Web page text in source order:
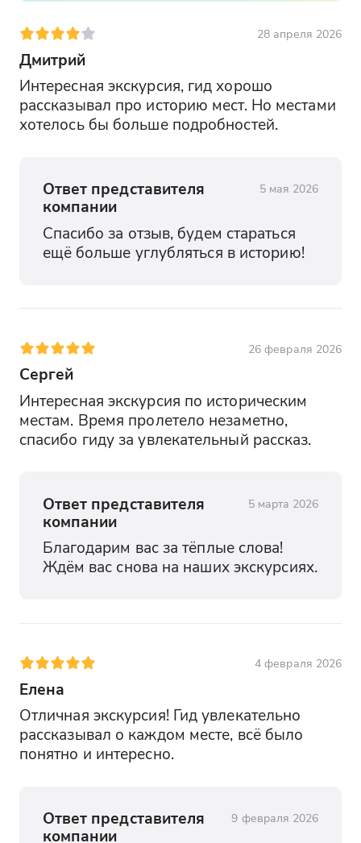
28 апреля 2026
Дмитрий
Интересная экскурсия, гид хорошо
рассказывал про историю мест. Но местами
хотелось бы больше подробностей.
Ответ представителя
компании
5 мая 2026
Спасибо за отзыв, будем стараться
ещё больше углубляться в историю!
26 февраля 2026
Сергей
Интересная экскурсия по историческим
местам. Время пролетело незаметно,
спасибо гиду за увлекательный рассказ.
Ответ представителя
компании
5 марта 2026
Благодарим вас за тёплые слова!
Ждём вас снова на наших экскурсиях.
4 февраля 2026
Елена
Отличная экскурсия! Гид увлекательно
рассказывал о каждом месте, всё было
понятно и интересно.
Ответ представителя
компании
9 февраля 2026